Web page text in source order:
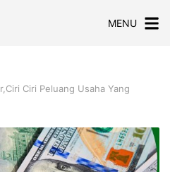
MENU
Ciri Peluang Usaha Yang